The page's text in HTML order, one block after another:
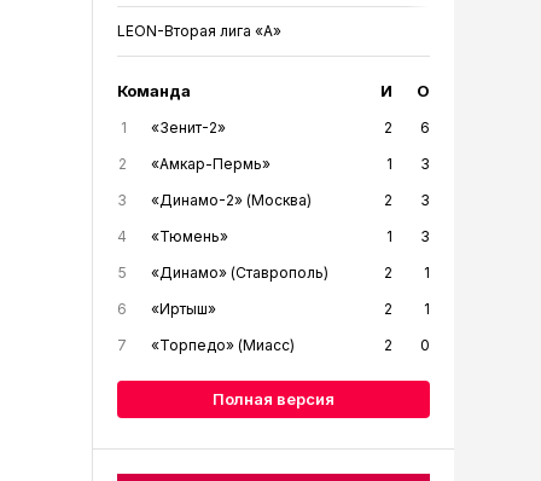
LEON-Вторая лига «А»
Команда И О
1 «Зенит-2» 2
6
2
«Амкар-Пермь» 1
3
3
«Динамо-2» (Москва) 2
3
4
«Тюмень» 1
3
5
«Динамо» (Ставрополь) 2
1
6
«Иртыш» 2
1
7
«Торпедо» (Миасс) 2 0
Полная версия